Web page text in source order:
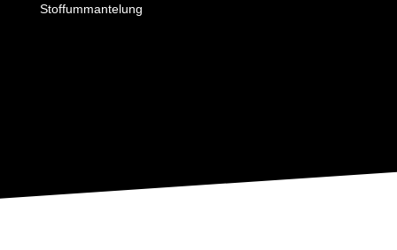
Stoffummantelung